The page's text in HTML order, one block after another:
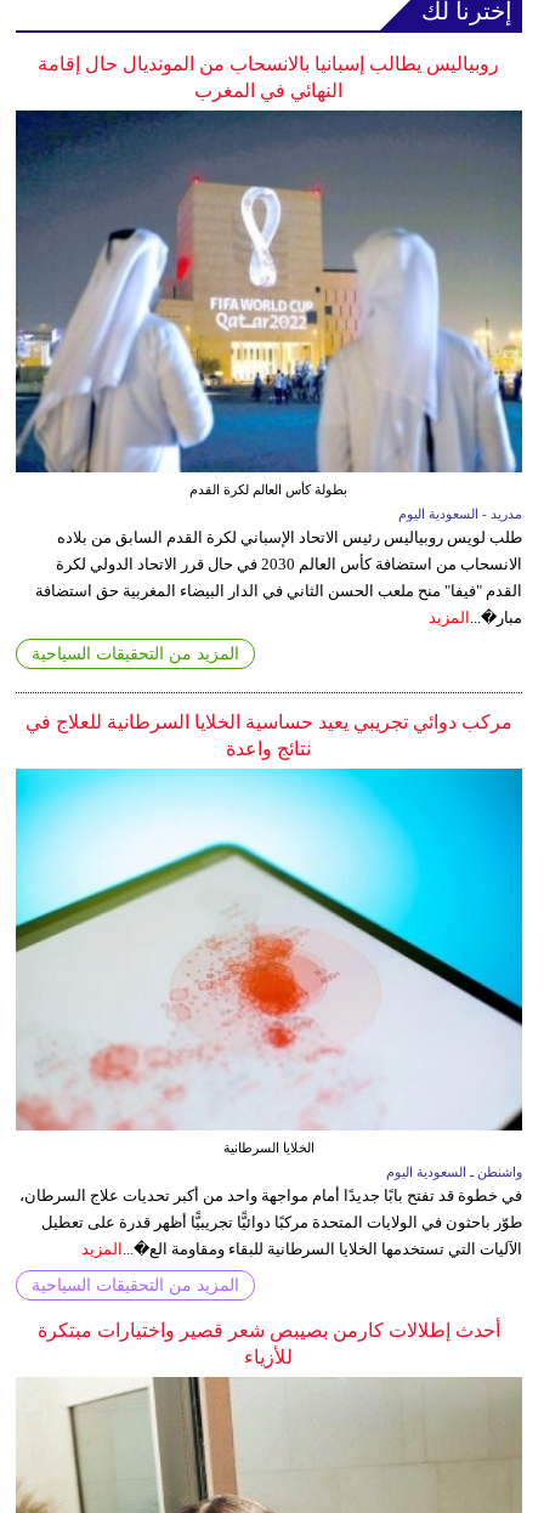
إخترنا لك
روبياليس يطالب إسبانيا بالانسحاب من المونديال حال إقامة
النهائي في المغرب
بطولة كأس العالم لكرة القدم
مدريد - السعودية اليوم
طلب لويس روبياليس رئيس الاتحاد الإسباني لكرة القدم السابق من بلاده
الانسحاب من استضافة كأس العالم 2030 في حال قرر الاتحاد الدولي لكرة
القدم "فيفا" منح ملعب الحسن الثاني في الدار البيضاء المغربية حق استضافة
مبار�... المزيد
المزيد من التحقيقات السياحية
مركب دوائي تجريبي يعيد حساسية الخلايا السرطانية للعلاج في
نتائج واعدة
الخلايا السرطانية
واشنطن ـ السعودية اليوم
في خطوة قد تفتح بابًا جديدًا أمام مواجهة واحد من أكبر تحديات علاج السرطان،
طوّر باحثون في الولايات المتحدة مركبًا دوائيًّا تجريبيًّا أظهر قدرة على تعطيل
الآليات التي تستخدمها الخلايا السرطانية للبقاء ومقاومة الع�...
المزيد
المزيد من التحقيقات السياحية
أحدث إطلالات كارمن بصيبص شعر قصير واختيارات مبتكرة
للأزياء